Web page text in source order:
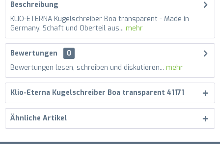
Beschreibung
KLIO-ETERNA Kugelschreiber Boa transparent - Made in
Germany. Schaft und Oberteil aus... mehr
Bewertungen
0
Bewertungen lesen, schreiben und diskutieren... mehr
Klio-Eterna Kugelschreiber Boa transparent 41171
Ähnliche Artikel